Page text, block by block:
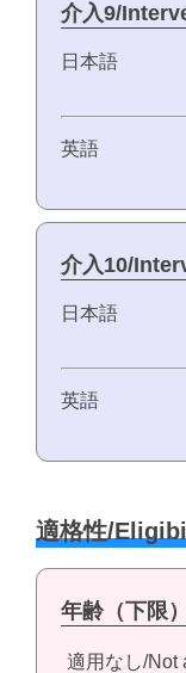
介入9/
日本語
英語
介入10/
日本語
英語
適格性/
年齢（下限
適用なし/Not